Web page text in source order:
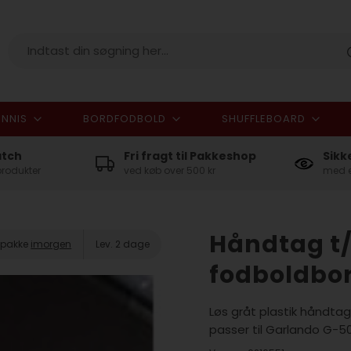
I alt
BORDFODBOLD SHUFFLEBOARD
Fri fragt til Pakkeshop
ved køb over 500 kr med
imorgen Lev. 2 dage
Håndtag
Løs gråt plastik
passer til Garlando G-